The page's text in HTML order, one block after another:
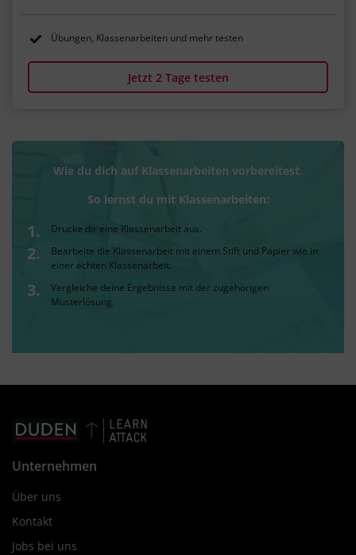
Übungen, Klassenarbeiten und mehr testen
Jetzt 2 Tage testen
Wie du dich auf Klassenarbeiten vorbereitest.
So lernst du mit Klassenarbeiten:
Drucke dir eine Klassenarbeit aus.
Bearbeite die Klassenarbeit mit einem Stift und Papier wie in
einer echten Klassenarbeit.
Vergleiche deine Ergebnisse mit der zugehörigen
Musterlösung.
Unternehmen
Über uns
Kontakt
Jobs bei uns